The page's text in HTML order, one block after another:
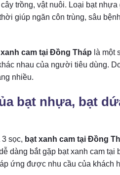
trồng, vật nuôi. Loại bạt
giúp ngăn côn trùng, sâu
cam tại Đồng Tháp là một
nhau của người tiêu dùng.
nhiều.
bạt nhựa, bạt
sọc, bạt xanh cam tại Đồng
dàng bắt gặp bạt xanh cam
ứng được nhu cầu của khách